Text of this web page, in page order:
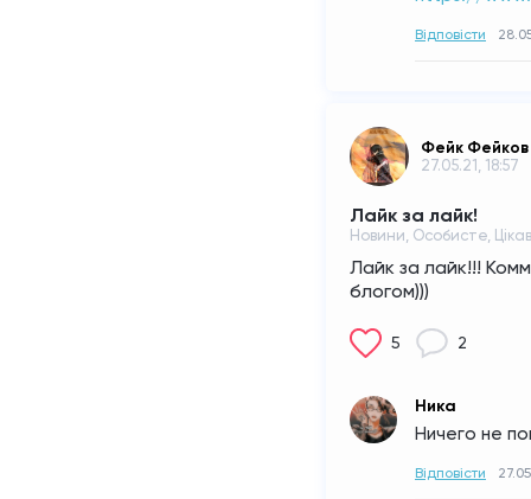
Відповісти
Фейк Фейков
27.05.21, 18:57
Лайк за лайк!
Новини, Особисте,
Лайк за лайк!!!
блогом)))
5 2
Ника
Ничего не
Відповісти